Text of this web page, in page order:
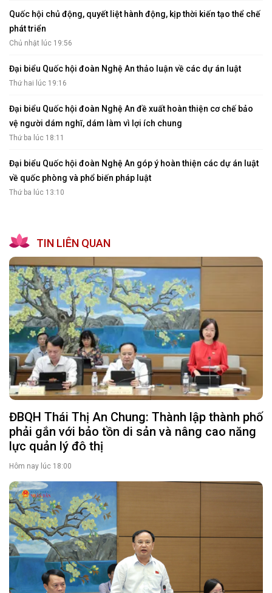
Quốc hội chủ động, quyết liệt hành động, kịp thời kiến tạo thể chế
phát triển
Chủ nhật lúc 19:56
Đại biểu Quốc hội đoàn Nghệ An thảo luận về các dự án luật
Thứ hai lúc 19:16
Đại biểu Quốc hội đoàn Nghệ An đề xuất hoàn thiện cơ chế bảo
vệ người dám nghĩ, dám làm vì lợi ích chung
Thứ ba lúc 18:11
Đại biểu Quốc hội đoàn Nghệ An góp ý hoàn thiện các dự án luật
về quốc phòng và phổ biến pháp luật
Thứ ba lúc 13:10
TIN LIÊN QUAN
ĐBQH Thái Thị An Chung: Thành lập thành phố
phải gắn với bảo tồn di sản và nâng cao năng
lực quản lý đô thị
Hôm nay lúc 18:00